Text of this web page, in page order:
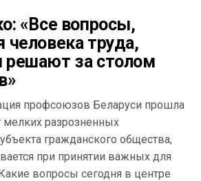
«Все вопросы,
труда,
за столом
профсоюзов Беларуси прошла
мелких разрозненных
гражданского общества,
при принятии важных для
вопросы сегодня в центре